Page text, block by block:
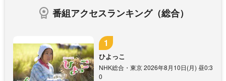
番組アクセスランキング（総合）
ひよっこ
NHK総合・東京 2026年8月10日(月) 昼0:3
0